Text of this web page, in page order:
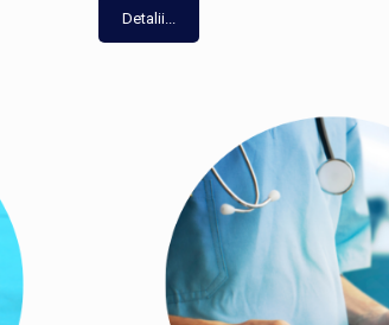
Detalii...